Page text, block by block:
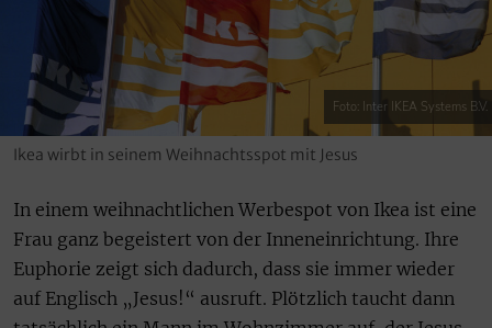
Foto: Inter IKEA Systems B.V.
Ikea wirbt in seinem Weihnachtsspot mit Jesus
In einem weihnachtlichen Werbespot von Ikea ist eine
Frau ganz begeistert von der Inneneinrichtung. Ihre
Euphorie zeigt sich dadurch, dass sie immer wieder
auf Englisch „Jesus!“ ausruft. Plötzlich taucht dann